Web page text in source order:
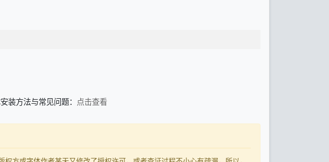
装方法与常见问题： 点击查看